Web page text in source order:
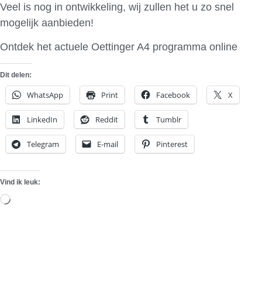
Veel is nog in ontwikkeling, wij zullen het u zo snel
mogelijk aanbieden!
Ontdek het actuele Oettinger A4 programma online
Dit delen:
WhatsApp Print Facebook X
LinkedIn Reddit Tumblr
Telegram E-mail Pinterest
Vind ik leuk:
Aan